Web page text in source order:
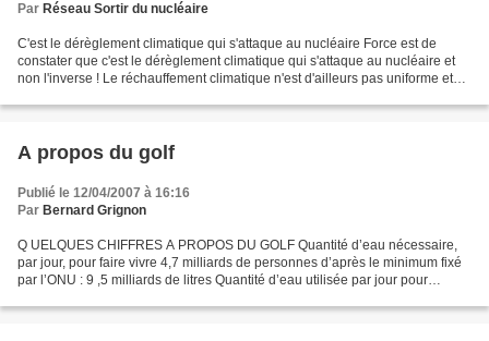
Par Réseau Sortir du nucléaire
C'est le dérèglement climatique qui s'attaque au nucléaire Force est de
constater que c'est le dérèglement climatique qui s'attaque au nucléaire et
non l'inverse ! Le réchauffement climatique n'est d'ailleurs pas uniforme et
A propos du golf
Publié le 12/04/2007 à 16:16
Par Bernard Grignon
Q UELQUES CHIFFRES A PROPOS DU GOLF Quantité d’eau nécessaire,
par jour, pour faire vivre 4,7 milliards de personnes d’après le minimum fixé
par l’ONU : 9 ,5 milliards de litres Quantité d’eau utilisée par jour pour